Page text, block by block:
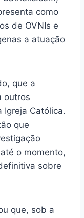
como
de OVNIs e
a atuação
que a
outros
Igreja Católica.
que
o momento,
sobre
que, sob a